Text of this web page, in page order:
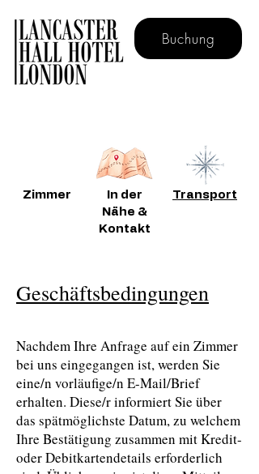
Buchung
Zimmer
In der
Nähe &
Kontakt
Transport
Geschäftsbedingungen
Nachdem Ihre Anfrage auf ein Zimmer
bei uns eingegangen ist, werden Sie
eine/n vorläufige/n E-Mail/Brief
erhalten. Diese/r informiert Sie über
das spätmöglichste Datum, zu welchem
Ihre Bestätigung zusammen mit Kredit-
oder Debitkartendetails erforderlich